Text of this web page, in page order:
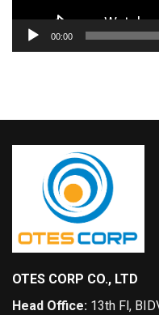
00:00
OTES CORP CO., LTD
Head Office: 13th Fl,